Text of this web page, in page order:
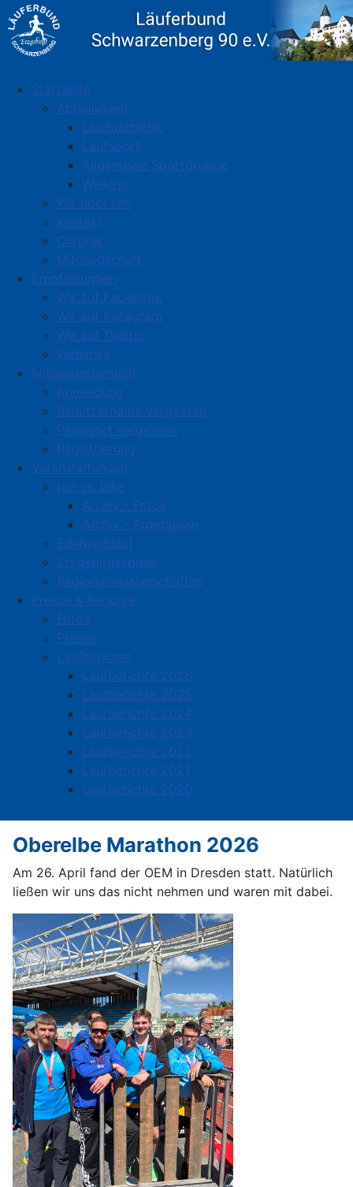
Startseite
Abteilungen
Leichtathletik
Laufsport
Allgemeine Sportgruppe
Walking
Wir über uns
Kontakt
Chronik
Mitgliedschaft
Empfehlungen
Wir auf Facebook
Wir auf Instagram
Wir auf Twitter
Weblinks
Mitgliederbereich
Anmeldung
Benutzername vergessen
Passwort vergessen
Registrierung
Veranstaltungen
run vs. bike
Archiv - Fotos
Archiv - Ergebnisse
Edelweißlauf
Erzgebirgsspiele
Regionalmeisterschaften
Presse & Berichte
Fotos
Presse
Laufberichte
Laufberichte 2026
Laufberichte 2025
Laufberichte 2024
Laufberichte 2023
Laufberichte 2022
Laufberichte 2021
Laufberichte 2020
Oberelbe Marathon 2026
Am 26. April fand der OEM in Dresden statt. Natürlich
ließen wir uns das nicht nehmen und waren mit dabei.